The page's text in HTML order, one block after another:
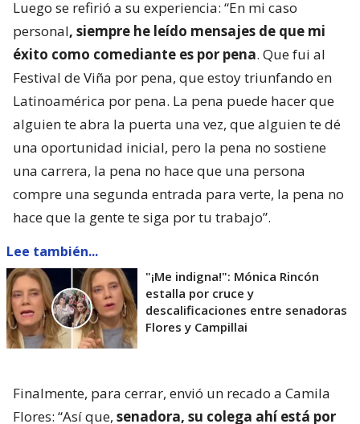
Luego se refirió a su experiencia: “En mi caso
personal, siempre he leído mensajes de que mi
éxito como comediante es por pena. Que fui al
Festival de Viña por pena, que estoy triunfando en
Latinoamérica por pena. La pena puede hacer que
alguien te abra la puerta una vez, que alguien te dé
una oportunidad inicial, pero la pena no sostiene
una carrera, la pena no hace que una persona
compre una segunda entrada para verte, la pena no
hace que la gente te siga por tu trabajo”.
Lee también...
"¡Me indigna!": Mónica Rincón
estalla por cruce y
descalificaciones entre senadoras
Flores y Campillai
Finalmente, para cerrar, envió un recado a Camila
Flores: “Así que, senadora, su colega ahí está por